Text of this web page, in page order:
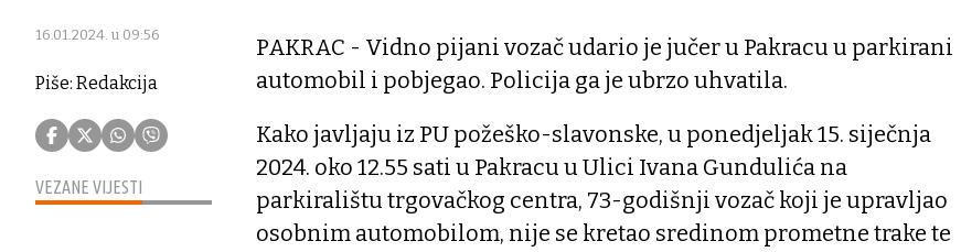
16.01.2024. u 09:56
Piše: Redakcija
VEZANE VIJESTI
PAKRAC - Vidno pijani vozač udario je jučer u Pakracu u parkirani
automobil i pobjegao. Policija ga je ubrzo uhvatila.
Kako javljaju iz PU požeško-slavonske, u ponedjeljak 15. siječnja
2024. oko 12.55 sati u Pakracu u Ulici Ivana Gundulića na
parkiralištu trgovačkog centra, 73-godišnji vozač koji je upravljao
osobnim automobilom, nije se kretao sredinom prometne trake te